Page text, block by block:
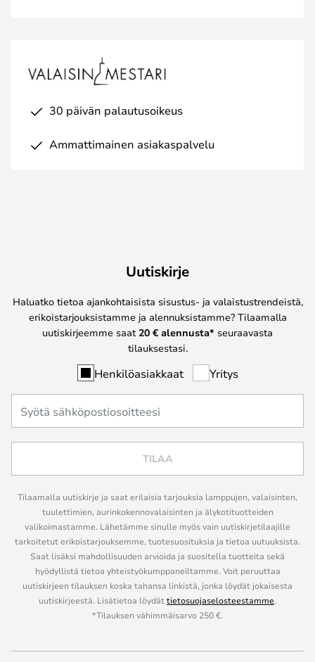
30 päivän palautusoikeus
Ammattimainen asiakaspalvelu
Uutiskirje
Haluatko tietoa ajankohtaisista sisustus- ja valaistustrendeistä,
erikoistarjouksistamme ja alennuksistamme? Tilaamalla
uutiskirjeemme saat 20 € alennusta* seuraavasta
tilauksestasi.
Henkilöasiakkaat Yritys
TILAA
Tilaamalla uutiskirje ja saat erilaisia tarjouksia lamppujen, valaisinten,
tuulettimien, aurinkokennovalaisinten ja älykotituotteiden
valikoimastamme. Lähetämme sinulle myös vain uutiskirjetilaajille
tarkoitetut erikoistarjouksemme, tuotesuosituksia ja tietoa uutuuksista.
Saat lisäksi mahdollisuuden arvioida ja suositella tuotteita sekä
hyödyllistä tietoa yhteistyökumppaneiltamme. Voit peruuttaa
uutiskirjeen tilauksen koska tahansa linkistä, jonka löydät jokaisesta
uutiskirjeestä. Lisätietoa löydättietosuojaselosteestamme.
*Tilauksen vähimmäisarvo 250 €.